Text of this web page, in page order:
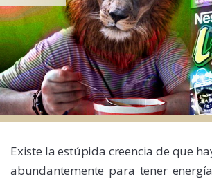
Existe la estúpida creencia de que
abundantemente para tener